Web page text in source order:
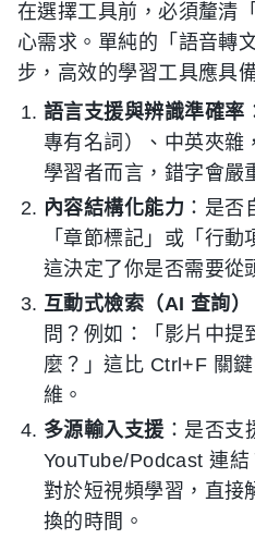
在選擇工具前，必須釐清
心需求。單純的「語音轉
步，高效的學習工具應具
語言支援與辨識準確率
專有名詞）、中英夾雜
學習者而言，錯字會嚴
內容結構化能力 ：是否
「章節標記」或「行
這決定了你是否需要從
互動式檢索（AI 查詢）
問？例如：「影片中提
麼？」這比 Ctrl+F 關
維。
多源輸入支援 ：是否支
YouTube/Podcast 連
對於短視頻學習，直接
換的時間。